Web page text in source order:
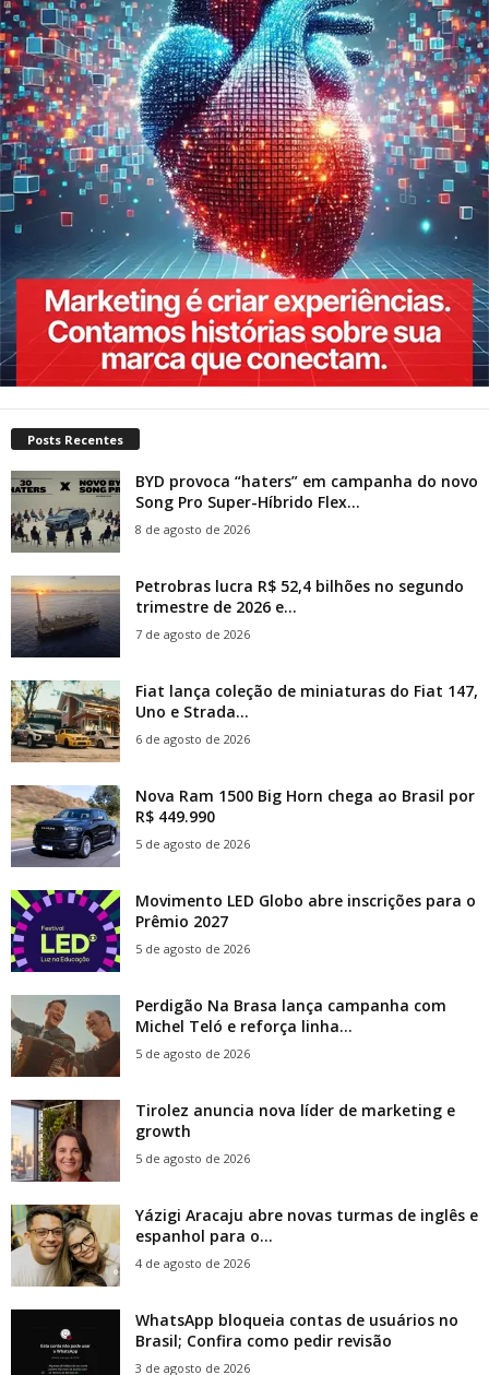
Posts Recentes
BYD provoca “haters” em campanha do novo
Song Pro Super-Híbrido Flex...
8 de agosto de 2026
Petrobras lucra R$ 52,4 bilhões no segundo
trimestre de 2026 e...
7 de agosto de 2026
Fiat lança coleção de miniaturas do Fiat 147,
Uno e Strada...
6 de agosto de 2026
Nova Ram 1500 Big Horn chega ao Brasil por
R$ 449.990
5 de agosto de 2026
Movimento LED Globo abre inscrições para o
Prêmio 2027
5 de agosto de 2026
Perdigão Na Brasa lança campanha com
Michel Teló e reforça linha...
5 de agosto de 2026
Tirolez anuncia nova líder de marketing e
growth
5 de agosto de 2026
Yázigi Aracaju abre novas turmas de inglês e
espanhol para o...
4 de agosto de 2026
WhatsApp bloqueia contas de usuários no
Brasil; Confira como pedir revisão
3 de agosto de 2026